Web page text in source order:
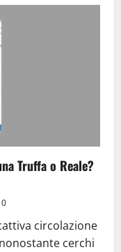
Truffa o Reale?
0
circolazione
cerchi